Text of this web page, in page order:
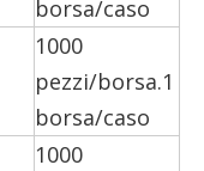
borsa/caso
1000
pezzi/borsa.1
borsa/caso
1000